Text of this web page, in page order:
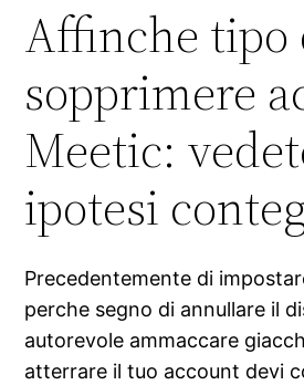
Affinche tipo
sopprimere
Meetic:
ipotesi
Precedentemente di
perche segno di annullare il
autorevole ammaccare
atterrare il tuo account devi